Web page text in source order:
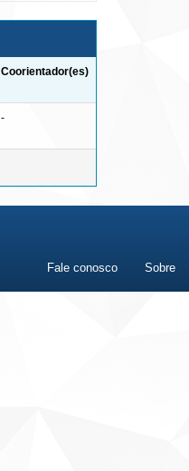
Coorientador(es)
-
Fale conosco Sobre